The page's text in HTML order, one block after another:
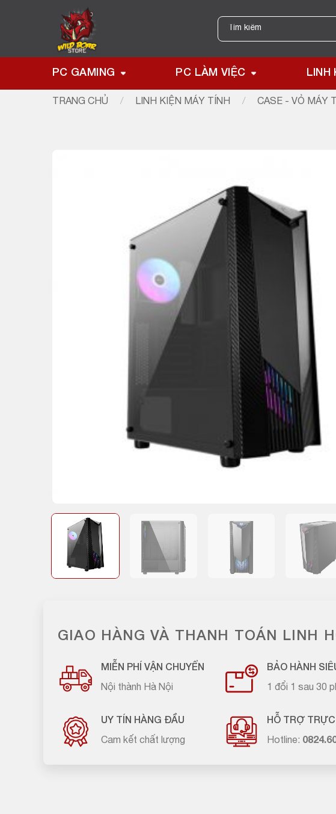
Tìm
kiếm:
PC GAMING PC LÀM VIỆC LINH
TRANG CHỦ / LINH KIỆN MÁY TÍNH / CASE - VỎ MÁY
GIAO HÀNG VÀ THANH TOÁN LINH
MIỄN PHÍ VẬN CHUYỂN
Nội thành Hà Nội
BẢO HÀNH
1 đổi 1 sau 30
UY TÍN HÀNG ĐẦU
Cam kết chất lượng
HỖ TRỢ TRỰC
Hotline: